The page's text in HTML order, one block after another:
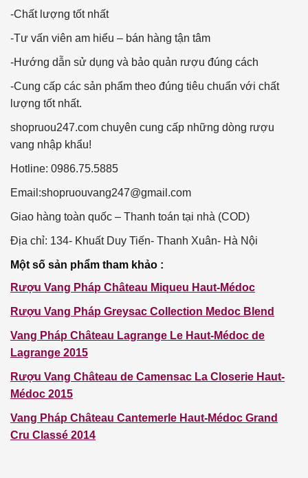
-Chất lượng tốt nhất
-Tư vấn viên am hiểu – bán hàng tận tâm
-Hướng dẫn sử dụng và bảo quản rượu đúng cách
-Cung cấp các sản phẩm theo đúng tiêu chuẩn với chất
lượng tốt nhất.
shopruou247.com chuyên cung cấp những dòng rượu
vang nhập khẩu!
Hotline: 0986.75.5885
Email:shopruouvang247@gmail.com
Giao hàng toàn quốc – Thanh toán tại nhà (COD)
Địa chỉ: 134- Khuất Duy Tiến- Thanh Xuân- Hà Nội
Một số sản phẩm tham khảo :
Rượu Vang Pháp Château Miqueu Haut-Médoc
Rượu Vang Pháp Greysac Collection Medoc Blend
Vang Pháp Château Lagrange Le Haut-Médoc de
Lagrange 2015
Rượu Vang Château de Camensac La Closerie Haut-
Médoc 2015
Vang Pháp Château Cantemerle Haut-Médoc Grand
Cru Classé 2014